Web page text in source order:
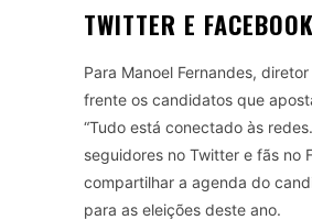
TWITTER E FACEBOOK
Para Manoel Fernandes,
frente os candidatos que
“Tudo está conectado às
seguidores no Twitter e fãs no
compartilhar a agenda do
para as eleições deste ano.